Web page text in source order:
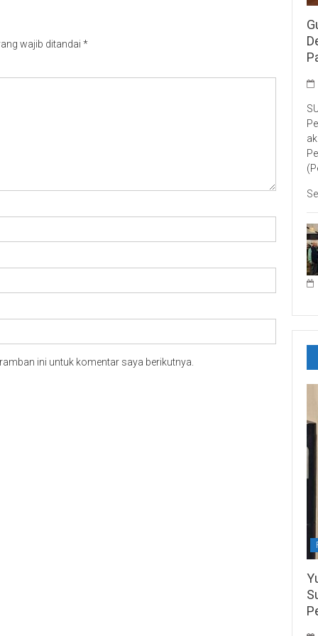
wajib ditandai *
ini untuk komentar saya berikutnya.